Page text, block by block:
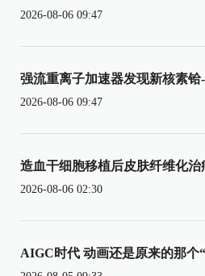
2026-08-06 09:47
强流重离子加速器发现新核素铪
2026-08-06 09:47
造血干细胞移植后皮肤纤维化治
2026-08-06 02:30
AIGC时代 动画还是原来的那个